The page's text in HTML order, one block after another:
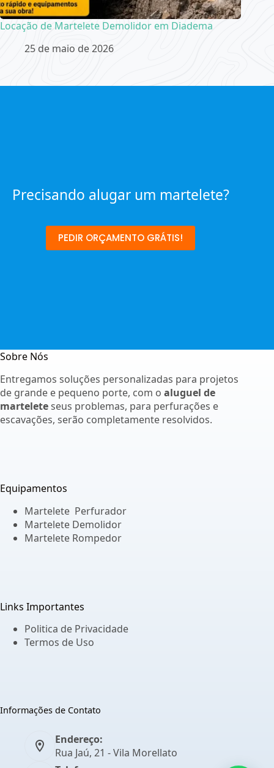
Locação de Martelete Demolidor em Diadema
25 de maio de 2026
Precisando alugar um martelete?
PEDIR ORÇAMENTO GRÁTIS!
Sobre Nós
Entregamos soluções personalizadas para projetos
de grande e pequeno porte, com o aluguel de
marteleteseus problemas, para perfurações e
escavações, serão completamente resolvidos.
Equipamentos
Martelete Perfurador
Martelete Demolidor
Martelete Rompedor
Links Importantes
Politica de Privacidade
Termos de Uso
Informações de Contato
Endereço:
Rua Jaú, 21 - Vila Morellato